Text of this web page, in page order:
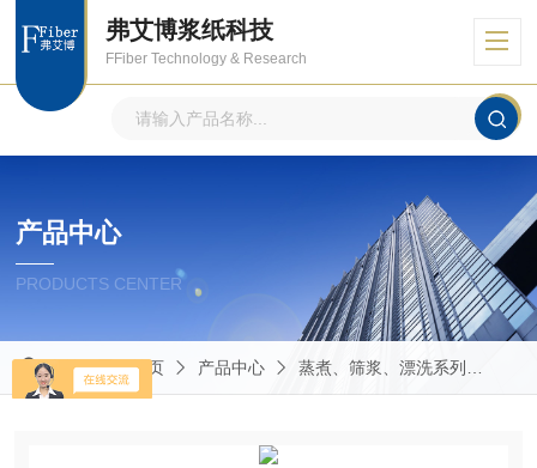
弗艾博浆纸科技
FFiber Technology & Research
产品中心
PRODUCTS CENTER
当前位置：首页 产品中心 蒸煮、筛浆、漂洗系列